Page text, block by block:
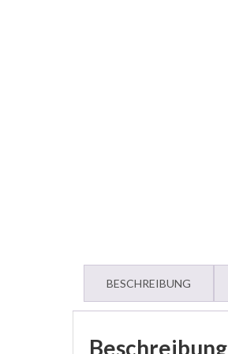
BESCHREIBUNG
Beschreibung